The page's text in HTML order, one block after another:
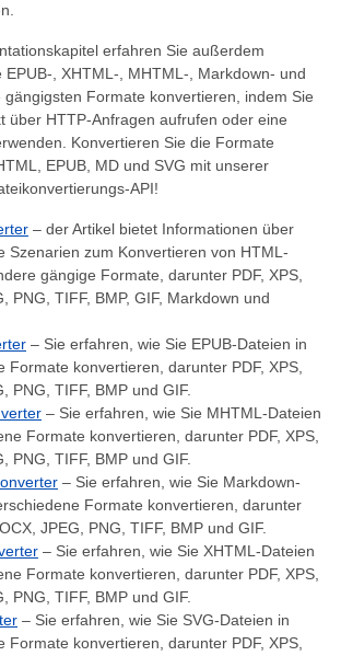
erfahren Sie außerdem
EPUB-, XHTML-, MHTML-, Markdown- und
gängigsten Formate konvertieren, indem Sie
über HTTP-Anfragen aufrufen oder eine
Konvertieren Sie die Formate
EPUB, MD und SVG mit unserer
API!
– der Artikel bietet Informationen über
Szenarien zum Konvertieren von HTML-
gängige Formate, darunter PDF, XPS,
PNG, TIFF, BMP, GIF, Markdown und
– Sie erfahren, wie Sie EPUB-Dateien in
Formate konvertieren, darunter PDF, XPS,
PNG, TIFF, BMP und GIF.
– Sie erfahren, wie Sie MHTML-Dateien
Formate konvertieren, darunter PDF, XPS,
PNG, TIFF, BMP und GIF.
– Sie erfahren, wie Sie Markdown-
Formate konvertieren, darunter
JPEG, PNG, TIFF, BMP und GIF.
– Sie erfahren, wie Sie XHTML-Dateien
Formate konvertieren, darunter PDF, XPS,
PNG, TIFF, BMP und GIF.
– Sie erfahren, wie Sie SVG-Dateien in
Formate konvertieren, darunter PDF, XPS,